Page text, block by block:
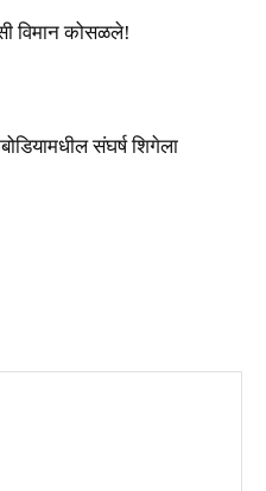
विमान कोसळले!
संघर्ष शिगेला